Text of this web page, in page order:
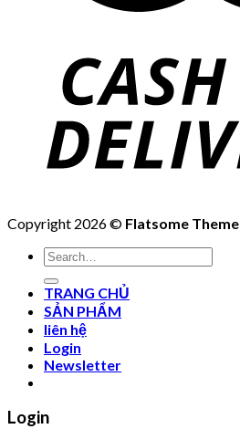
Copyright 2026 © Flatsome Theme
Search
for:
TRANG CHỦ
SẢN PHẨM
liên hệ
Login
Newsletter
Login